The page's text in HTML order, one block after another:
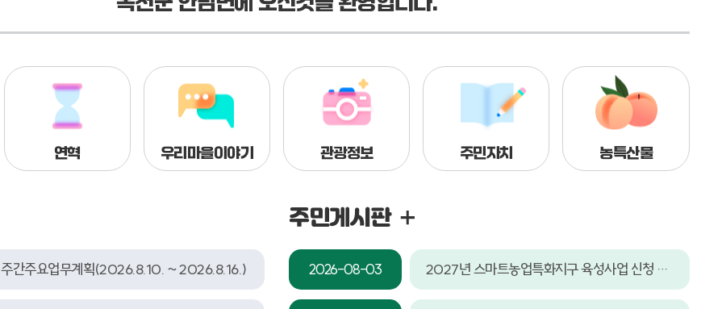
연혁 우리마을이야기 관광정보 주민자치 농특산물
주간주요업무계획(2026.8.10. ~ 2026.8.16.)
주민게시판
2026-08-03 2027년 스마트농업특화지구 육성사업 신청 계획